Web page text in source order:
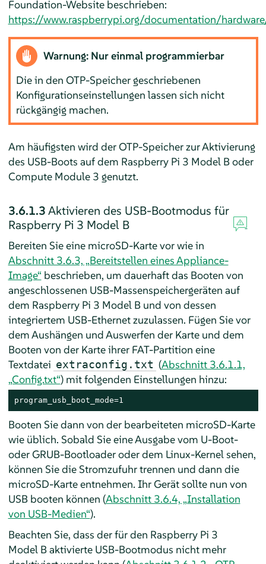
Foundation-Website beschrieben:
https://www.raspberrypi.org/documentation/
Warnung: Nur einmal programmierbar
Die in den OTP-Speicher geschriebenen
Konfigurationseinstellungen lassen sich nicht
rückgängig machen.
Am häufigsten wird der OTP-Speicher zur Aktivierung
des USB-Boots auf dem Raspberry Pi 3 Model B oder
Compute Module 3 genutzt.
3.6.1.3Aktivieren des USB-Bootmodus für
Raspberry Pi 3 Model B
Bereiten Sie eine microSD-Karte vor wie in
Abschnitt 3.6.3, „Bereitstellen eines Appliance-
Image“beschrieben, um dauerhaft das Booten von
angeschlossenen USB-Massenspeichergeräten auf
dem Raspberry Pi 3 Model B und von dessen
integriertem USB-Ethernet zuzulassen. Fügen Sie vor
dem Aushängen und Auswerfen der Karte und dem
Booten von der Karte ihrer FAT-Partition eine
Textdatei extraconfig.txt (Abschnitt 3.6.1.1,
„Config.txt“) mit folgenden Einstellungen hinzu:
program_usb_boot_mode=1
Booten Sie dann von der bearbeiteten microSD-Karte
wie üblich. Sobald Sie eine Ausgabe vom U-Boot-
oder GRUB-Bootloader oder dem Linux-Kernel sehen,
können Sie die Stromzufuhr trennen und dann die
microSD-Karte entnehmen. Ihr Gerät sollte nun von
USB booten können (Abschnitt 3.6.4, „Installation
von USB-Medien“).
Beachten Sie, dass der für den Raspberry Pi 3
Model B aktivierte USB-Bootmodus nicht mehr